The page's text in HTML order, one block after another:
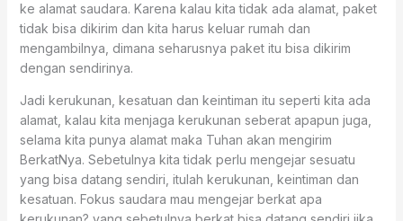
ke alamat saudara. Karena kalau kita tidak ada alamat, paket
tidak bisa dikirim dan kita harus keluar rumah dan
mengambilnya, dimana seharusnya paket itu bisa dikirim
dengan sendirinya.
Jadi kerukunan, kesatuan dan keintiman itu seperti kita ada
alamat, kalau kita menjaga kerukunan seberat apapun juga,
selama kita punya alamat maka Tuhan akan mengirim
BerkatNya. Sebetulnya kita tidak perlu mengejar sesuatu
yang bisa datang sendiri, itulah kerukunan, keintiman dan
kesatuan. Fokus saudara mau mengejar berkat apa